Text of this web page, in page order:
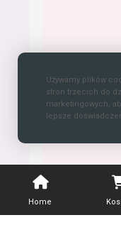
Home
Używamy plików
stron trzecich do
marketingowych,
lepsze